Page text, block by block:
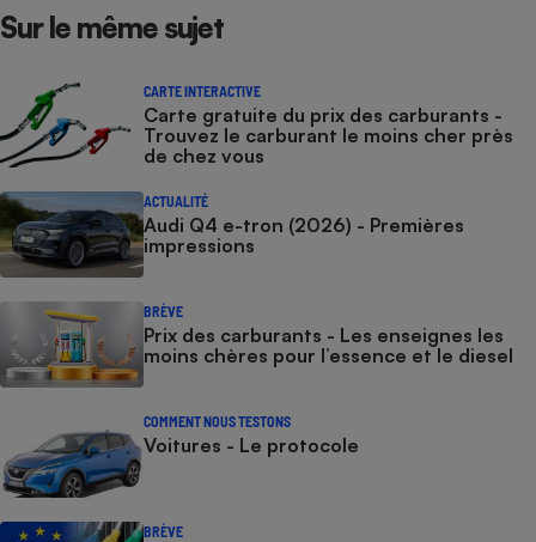
Sur le même sujet
CARTE INTERACTIVE
Carte gratuite du prix des carburants -
Trouvez le carburant le moins cher près
de chez vous
ACTUALITÉ
Audi Q4 e-tron (2026) - Premières
impressions
BRÈVE
Prix des carburants - Les enseignes les
moins chères pour l’essence et le diesel
COMMENT NOUS TESTONS
Voitures - Le protocole
BRÈVE